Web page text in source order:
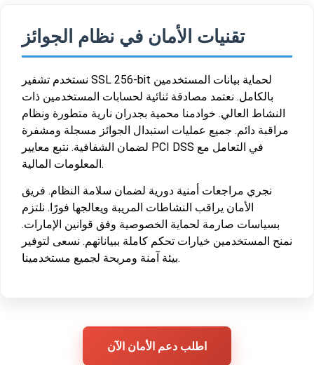
تقنيات الأمان في نظام الجوائز
نستخدم تشفير SSL 256-bit لحماية بيانات المستخدمين
بالكامل. نعتمد مصادقة ثنائية لحسابات المستخدمين ذات
النشاط العالي. خوادمنا محمية بجدران نارية متطورة ونظام
مراقبة دائم. جميع عمليات استبدال الجوائز مسجلة ومشفرة
لضمان الشفافية. نتبع معايير PCI DSS في التعامل مع
المعلومات المالية.
نجري مراجعات أمنية دورية لضمان سلامة النظام. فريق
الأمان يراقب النشاطات المريبة ويعالجها فورًا. نلتزم
بسياسات صارمة لحماية الخصوصية وفق قوانين الإمارات.
نمنح المستخدمين خيارات تحكم كاملة ببياناتهم. نسعى لتوفير
بيئة آمنة ومريحة لجميع مستخدمينا.
اطلب دعم الأمان الآن